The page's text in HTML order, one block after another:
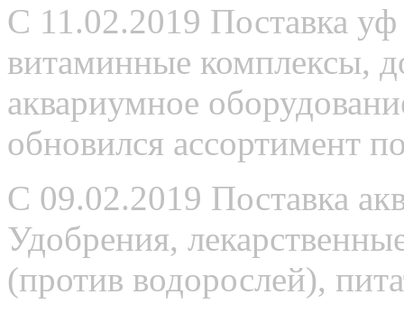
С 11.02.2019 Поставка
витаминные комплексы,
аквариумное
обновился ассортимент
С 09.02.2019 Поставка
Удобрения,
(против водорослей),